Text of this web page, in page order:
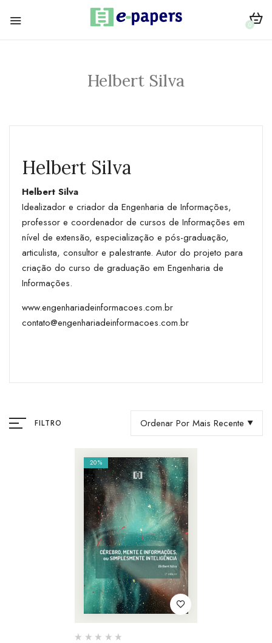
0
Helbert Silva
Helbert Silva
Helbert Silva
Idealizador e criador da Engenharia de Informações,
professor e coordenador de cursos de Informações em
nível de extensão, especialização e pós-graduação,
articulista, consultor e palestrante. Autor do projeto para
criação do curso de graduação em Engenharia de
Informações.
www.engenhariadeinformacoes.com.br
contato@engenhariadeinformacoes.com.br
FILTRO Ordenar Por Mais Recente
20%